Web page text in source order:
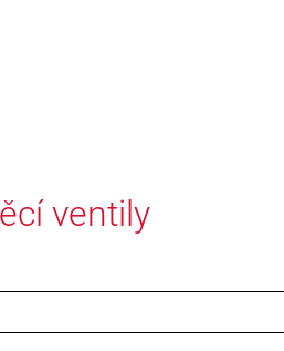
ventily